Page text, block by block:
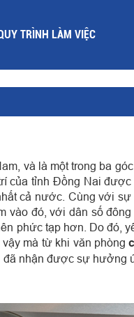
TRÌNH LÀM VIỆC
và là một trong ba
của tỉnh Đồng Nai
cả nước. Cùng với sự
đó, với dân số
phức tạp hơn. Do đó,
mà từ khi văn phòng
nhận được sự hưởng